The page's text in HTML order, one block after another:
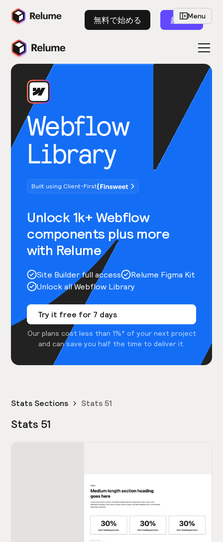
無料で始める 起動
Webflow
Library
Built using Client-First
Unlock 1k+ Webflow
components plus more
with Relume
Site Builder full access
Relume Figma Kit
Unlock all Webflow Library
Try it free for 7 days
Our plans cost less than 1%* of your next project
and can save you half the time to deliver it.
Menu
Stats Sections Stats 51
Stats 51